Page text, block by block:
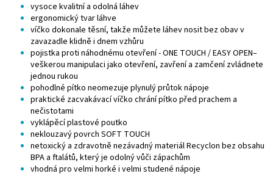
vysoce kvalitní a odolná láhev
ergonomický tvar láhve
víčko dokonale těsní, takže můžete láhev nosit bez obav v
zavazadle klidně i dnem vzhůru
pojistka proti náhodnému otevření - ONE TOUCH / EASY OPEN–
veškerou manipulaci jako otevření, zavření a zamčení zvládnete
jednou rukou
pohodlné pítko neomezuje plynulý průtok nápoje
praktické zacvakávací víčko chrání pítko před prachem a
nečistotami
vyklápěcí plastové poutko
neklouzavý povrch SOFT TOUCH
netoxický a zdravotně nezávadný materiál Recyclon bez obsahu
BPA a ftalátů, který je odolný vůči zápachům
vhodná pro velmi horké i velmi studené nápoje